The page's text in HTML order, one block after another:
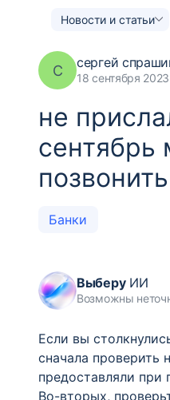
Новости и статьи
С сергей
18 сентября
не
сентябрь
Банки
ВыберуИИ
Возможны
Если вы
сначала проверить
предоставляли при
Во-вторых,